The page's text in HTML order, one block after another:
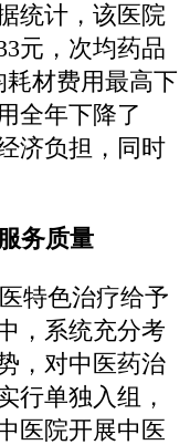
统计，该医院
元，次均药品
耗材费用最高下
全年下降了
济负担，同时
务质量
特色治疗给予
，系统充分考
，对中医药治
行单独入组，
医院开展中医